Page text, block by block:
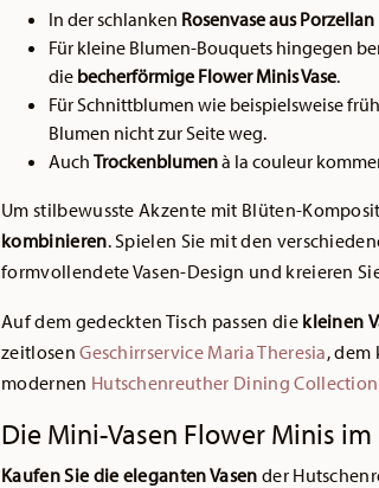
In der schlanken Rosenvase aus Porzellan
Für kleine Blumen-Bouquets hingegen
die becherförmige Flower Minis Vase.
Für Schnittblumen wie beispielsweise
Blumen nicht zur Seite weg.
Auch Trockenblumenà la couleur
Um stilbewusste Akzente mit Blüten-
kombinieren. Spielen Sie mit den
formvollendete Vasen-Design und kreieren
Auf dem gedeckten Tisch passen die kleinen
zeitlosenGeschirrservice Maria Theresia,
modernen Hutschenreuther Dining
Die Mini-Vasen Flower Minis
Kaufen Sie die eleganten Vasen der